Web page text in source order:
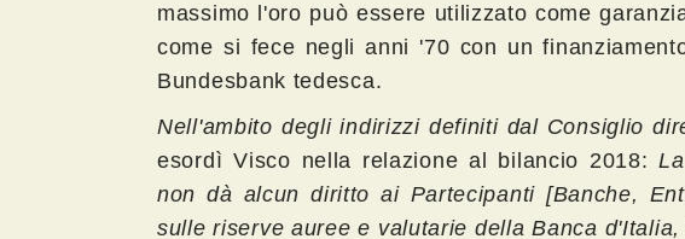
massimo l'oro può essere utilizzato come
come si fece negli anni '70 con un
Bundesbank tedesca.
Nell'ambito degli indirizzi definiti dal Consiglio
esordì Visco nella relazione al bilancio 2018:
non dà alcun diritto ai Partecipanti [Banche,
sulle riserve auree e valutarie della Banca